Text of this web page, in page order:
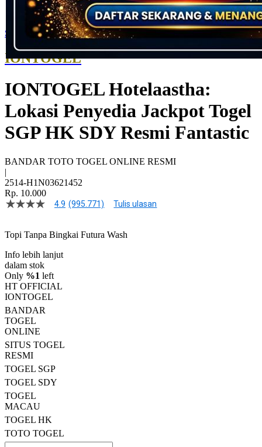
Skip to the beginning of the images gallery
IONTOGEL
IONTOGEL Hotelaastha:
Lokasi Penyedia Jackpot Togel
SGP HK SDY Resmi Fantastic
BANDAR TOTO TOGEL ONLINE RESMI
|
2514-H1N03621452
Rp. 10.000
4.9
bintang,
rating
rata-
rata.
Read
13
Reviews.
Tautan
halaman
yang
sama.
4.9 (995.771) Tulis ulasan
Topi Tanpa Bingkai Futura Wash
Info lebih lanjut
dalam stok
Only %1 left
HT OFFICIAL
IONTOGEL
BANDAR
TOGEL
ONLINE
SITUS TOGEL
RESMI
TOGEL SGP
TOGEL SDY
TOGEL
MACAU
TOGEL HK
TOTO TOGEL